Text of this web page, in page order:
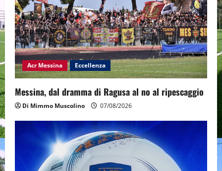
Acr Messina Eccellenza
Messina, dal dramma di Ragusa al no al ripescaggio
Di Mimmo Muscolino 07/08/2026